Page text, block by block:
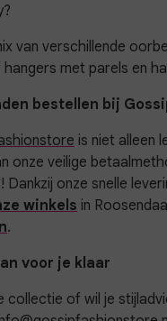
van verschillende
met parels en
bestellen bij
is niet alleen
onze veilige
Dankzij onze snelle
winkels in
.
voor je klaar
collectie of wil je